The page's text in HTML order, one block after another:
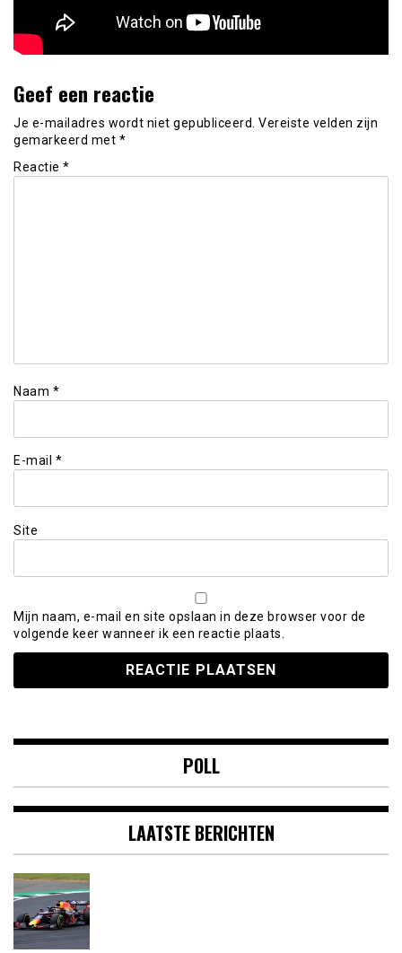
Geef een reactie
Je e-mailadres wordt niet gepubliceerd. Vereiste velden zijn
gemarkeerd met *
Reactie *
Naam *
E-mail *
Site
Mijn naam, e-mail en site opslaan in deze browser voor de
volgende keer wanneer ik een reactie plaats.
POLL
LAATSTE BERICHTEN